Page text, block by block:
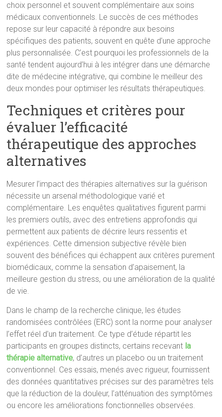
choix personnel et souvent complémentaire aux soins
médicaux conventionnels. Le succès de ces méthodes
repose sur leur capacité à répondre aux besoins
spécifiques des patients, souvent en quête d’une approche
plus personnalisée. C’est pourquoi les professionnels de la
santé tendent aujourd’hui à les intégrer dans une démarche
dite de médecine intégrative, qui combine le meilleur des
deux mondes pour optimiser les résultats thérapeutiques.
Techniques et critères pour
évaluer l’efficacité
thérapeutique des approches
alternatives
Mesurer l’impact des thérapies alternatives sur la guérison
nécessite un arsenal méthodologique varié et
complémentaire. Les enquêtes qualitatives figurent parmi
les premiers outils, avec des entretiens approfondis qui
permettent aux patients de décrire leurs ressentis et
expériences. Cette dimension subjective révèle bien
souvent des bénéfices qui échappent aux critères purement
biomédicaux, comme la sensation d’apaisement, la
meilleure gestion du stress, ou une amélioration de la qualité
de vie.
Dans le champ de la recherche clinique, les études
randomisées contrôlées (ERC) sont la norme pour analyser
l’effet réel d’un traitement. Ce type d’étude répartit les
participants en groupes distincts, certains recevant la
thérapie alternative, d’autres un placebo ou un traitement
conventionnel. Ces essais, menés avec rigueur, fournissent
des données quantitatives précises sur des paramètres tels
que la réduction de la douleur, l’atténuation des symptômes
ou encore les améliorations fonctionnelles observées.